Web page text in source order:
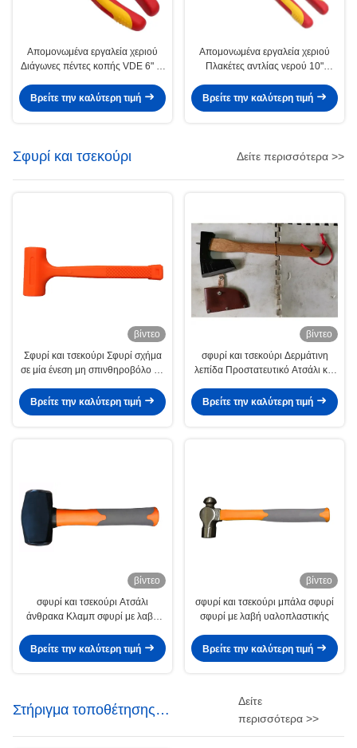
Απομονωμένα εργαλεία χεριού
Διάγωνες πέντες κοπής VDE 6" 7"
Βρείτε την καλύτερη τιμή
Απομονωμένα εργαλεία χεριού
Πλακέτες αντλίας νερού 10"
Βρείτε την καλύτερη τιμή
Σφυρί και τσεκούρι Δείτε περισσότερα >>
βίντεο
Σφυρί και τσεκούρι Σφυρί σχήμα
σε μία ένεση μη σπινθηροβόλο μη
είναι μέσα
Βρείτε την καλύτερη τιμή
βίντεο
σφυρί και τσεκούρι Δερμάτινη
λεπίδα Προστατευτικό Ατσάλι και
συχνότητας σβήσιμο
Βρείτε την καλύτερη τιμή
βίντεο
σφυρί και τσεκούρι Ατσάλι
άνθρακα Κλαμπ σφυρί με λαβή
Βρείτε την καλύτερη τιμή
βίντεο
σφυρί και τσεκούρι μπάλα σφυρί
σφυρί με λαβή υαλοπλαστικής
Βρείτε την καλύτερη τιμή
Στήριγμα τοποθέτησης
κλιματιστικού
Δείτε
περισσότερα >>